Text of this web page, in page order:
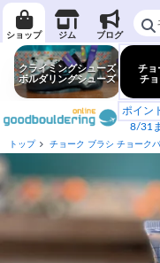
ショップ ジム ブログ
クライミングシューズ
ボルダリングシューズ
チョ
チ
ポイン
8/31
トップ チョーク ブラシ チョーク